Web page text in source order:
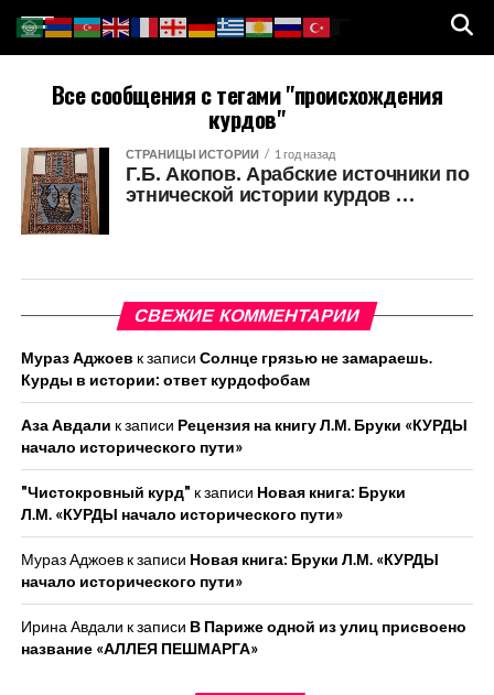
Все сообщения с тегами "происхождения
курдов"
СТРАНИЦЫ ИСТОРИИ 1 год назад
Г.Б. Акопов. Арабские источники по
этнической истории курдов …
СВЕЖИЕ КОММЕНТАРИИ
Мураз Аджоев к записи Солнце грязью не замараешь.
Курды в истории: ответ курдофобам
Аза Авдали к записи Рецензия на книгу Л.М. Бруки «КУРДЫ
начало исторического пути»
"Чистокровный курд" к записи Новая книга: Бруки
Л.М. «КУРДЫ начало исторического пути»
Мураз Аджоевк записи Новая книга: Бруки Л.М. «КУРДЫ
начало исторического пути»
Ирина Авдали к записи В Париже одной из улиц присвоено
название «АЛЛЕЯ ПЕШМАРГА»